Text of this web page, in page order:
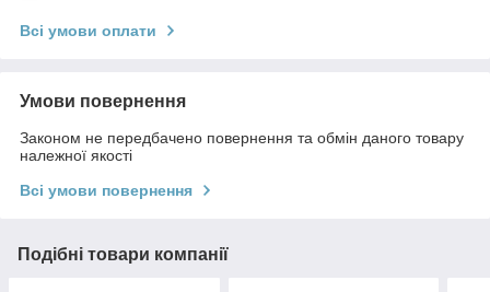
Всі умови оплати
Умови повернення
Законом не передбачено повернення та обмін даного товару
належної якості
Всі умови повернення
Подібні товари компанії